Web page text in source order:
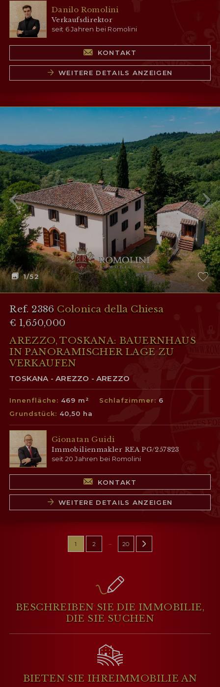
Danilo Romolini
Verkaufsdirektor
seit 6 Jahren bei Romolini
KONTAKT
WEITERE DETAILS ANZEIGEN
1/52
Ref. 2386 Colonica della Chiesa
€ 1,650,000
AREZZO, TOSKANA: BAUERNHAUS
IN PANORAMISCHER LAGE ZU
VERKAUFEN
TOSKANA - AREZZO - AREZZO
Innenfläche: 469 m² Schlafzimmer: 6
Grundstück: 40,50 ha
Gionatan Guidi
Immobilienmakler REA PG/257823
seit 20 Jahren bei Romolini
KONTAKT
WEITERE DETAILS ANZEIGEN
1 2 ... 20
BESCHREIBEN SIE DIE IMMOBILIE,
DIE SIE SUCHEN
BIETEN SIE IHREIMMOBILIE AN